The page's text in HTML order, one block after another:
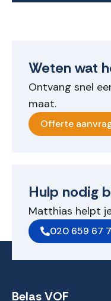
Weten wat
Ontvang snel
maat.
Offerte
Hulp nodig
Matthias helpt
020 659 67
Belas VOF